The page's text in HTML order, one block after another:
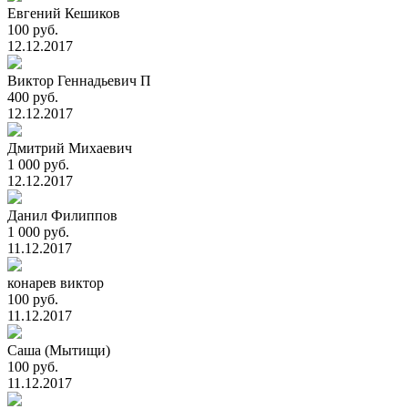
Евгений Кешиков
100 руб.
12.12.2017
Виктор Геннадьевич П
400 руб.
12.12.2017
Дмитрий Михаевич
1 000 руб.
12.12.2017
Данил Филиппов
1 000 руб.
11.12.2017
конарев виктор
100 руб.
11.12.2017
Саша (Мытищи)
100 руб.
11.12.2017